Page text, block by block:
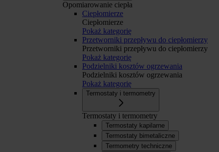
Opomiarowanie ciepła
Ciepłomierze
Ciepłomierze
Pokaż kategorię
Przetworniki przepływu do ciepłomierzy
Przetworniki przepływu do ciepłomierzy
Pokaż kategorię
Podzielniki kosztów ogrzewania
Podzielniki kosztów ogrzewania
Pokaż kategorię
Termostaty i termometry
Termostaty i termometry
Termostaty kapilarne
Termostaty bimetaliczne
Termometry techniczne